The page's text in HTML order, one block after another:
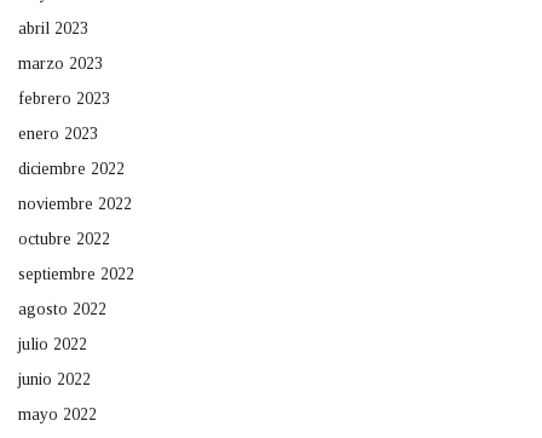
abril 2023
marzo 2023
febrero 2023
enero 2023
diciembre 2022
noviembre 2022
octubre 2022
septiembre 2022
agosto 2022
julio 2022
junio 2022
mayo 2022